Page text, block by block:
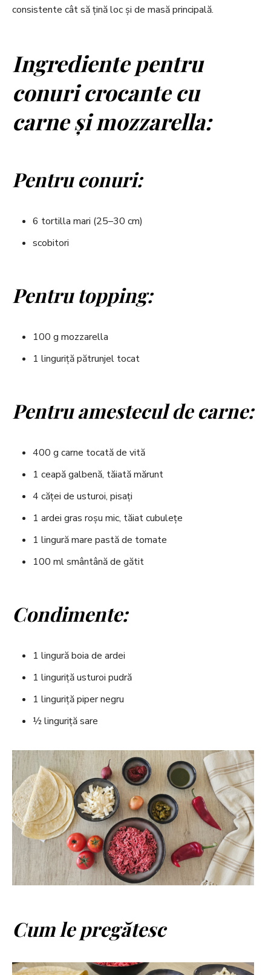
consistente cât să țină loc și de masă principală.
Ingrediente pentru
conuri crocante cu
carne și mozzarella:
Pentru conuri:
6 tortilla mari (25–30 cm)
scobitori
Pentru topping:
100 g mozzarella
1 linguriță pătrunjel tocat
Pentru amestecul de carne:
400 g carne tocată de vită
1 ceapă galbenă, tăiată mărunt
4 căței de usturoi, pisați
1 ardei gras roșu mic, tăiat cubulețe
1 lingură mare pastă de tomate
100 ml smântână de gătit
Condimente:
1 lingură boia de ardei
1 linguriță usturoi pudră
1 linguriță piper negru
½ linguriță sare
Cum le pregătesc